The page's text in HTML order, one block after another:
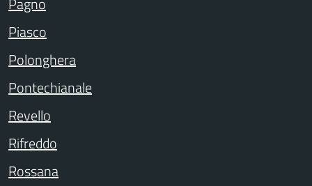
Piasco
Polonghera
Pontechianale
Revello
Rifreddo
Rossana